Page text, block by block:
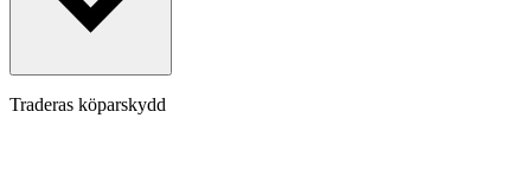
Traderas köparskydd